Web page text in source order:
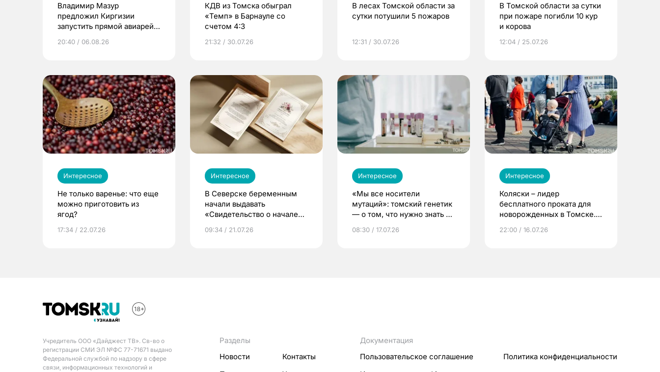
Владимир Мазур
предложил Киргизии
запустить прямой авиарейс
20:40 / 06.08.26
КДВ из Томска обыграл
«Темп» в Барнауле со
счетом 4:3
21:32 / 30.07.26
В лесах Томской области за
сутки потушили 5 пожаров
12:31 / 30.07.26
В Томской области за сутки
при пожаре погибли 10 кур
и корова
12:04 / 25.07.26
Интересное
Не только варенье: что еще
можно приготовить из
ягод?
17:34 / 22.07.26
Интересное
В Северске беременным
начали выдавать
«Свидетельство о начале
09:34 / 21.07.26
Интересное
«Мы все носители
мутаций»: томский генетик
— о том, что нужно знать до
08:30 / 17.07.26
Интересное
Коляски – лидер
бесплатного проката для
новорожденных в Томске.
22:00 / 16.07.26
Учредитель ООО «Дайджест ТВ». Св-во о
регистрации СМИ ЭЛ №ФС 77-71671 выдано
Федеральной службой по надзору в сфере
связи, информационных технологий и
Разделы
Новости
Контакты
Документация
Пользовательское соглашение
Политика конфиденциальности